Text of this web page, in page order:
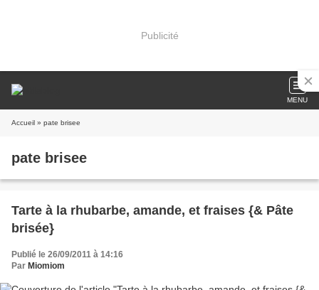
Publicité
MENU
Accueil » pate brisee
pate brisee
Tarte à la rhubarbe, amande, et fraises {& Pâte
brisée}
Publié le 26/09/2011 à 14:16
Par Miomiom